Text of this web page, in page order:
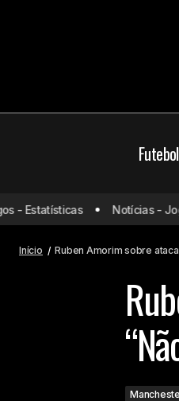
Futebol
São Paulo acerta
Cedric
Estatísticas Notícias -
Início Ruben Amorim sobre